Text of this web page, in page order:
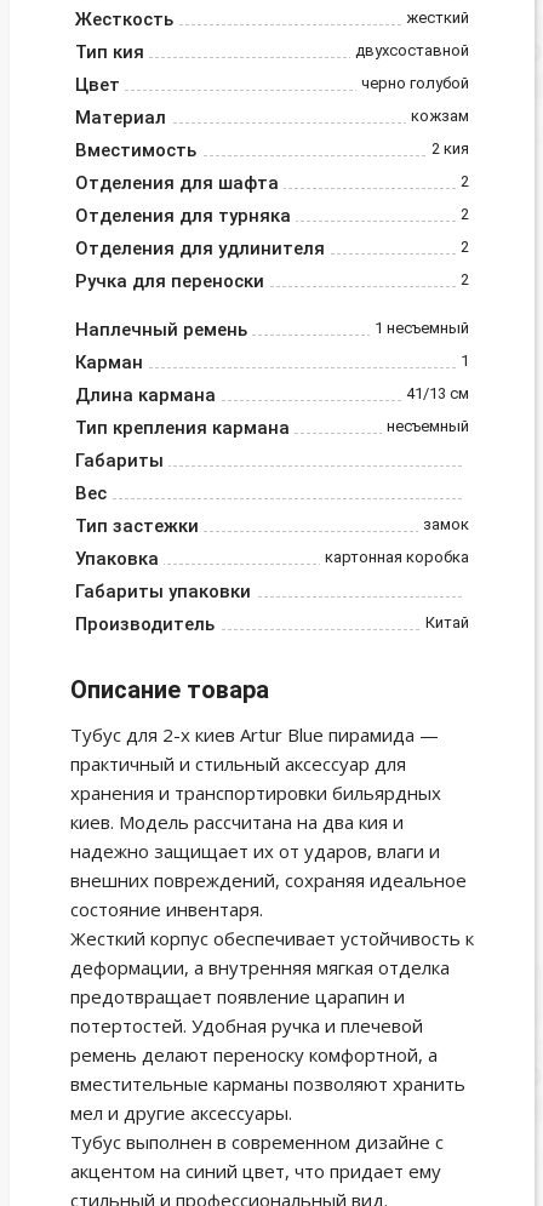
Жесткость жесткий
Тип кия двухсоставной
Цвет черно голубой
Материал кожзам
Вместимость 2 кия
Отделения для шафта 2
Отделения для турняка 2
Отделения для удлинителя 2
Ручка для переноски 2
Наплечный ремень 1 несъемный
Карман 1
Длина кармана 41/13 см
Тип крепления кармана несъемный
Габариты
Вес
Тип застежки
замок
Упаковка картонная коробка
Габариты упаковки
Производитель
Китай
Описание товара
Тубус для 2-х киев Artur Blue пирамида —
практичный и стильный аксессуар для
хранения и транспортировки бильярдных
киев. Модель рассчитана на два кия и
надежно защищает их от ударов, влаги и
внешних повреждений, сохраняя идеальное
состояние инвентаря.
Жесткий корпус обеспечивает устойчивость к
деформации, а внутренняя мягкая отделка
предотвращает появление царапин и
потертостей. Удобная ручка и плечевой
ремень делают переноску комфортной, а
вместительные карманы позволяют хранить
мел и другие аксессуары.
Тубус выполнен в современном дизайне с
акцентом на синий цвет, что придает ему
стильный и профессиональный вид.